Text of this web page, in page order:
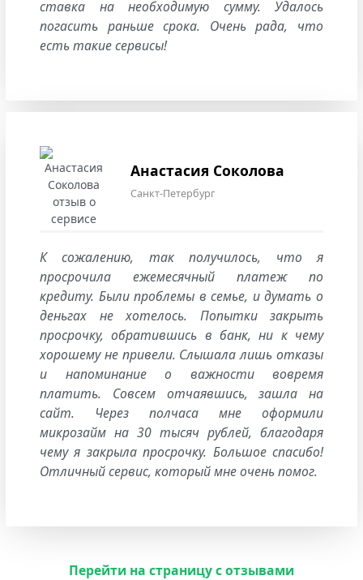
ставка на необходимую сумму. Удалось
погасить раньше срока. Очень рада, что
есть такие сервисы!
Анастасия Соколова
Санкт-Петербург
К сожалению, так получилось, что я
просрочила ежемесячный платеж по
кредиту. Были проблемы в семье, и думать о
деньгах не хотелось. Попытки закрыть
просрочку, обратившись в банк, ни к чему
хорошему не привели. Слышала лишь отказы
и напоминание о важности вовремя
платить. Совсем отчаявшись, зашла на
сайт. Через полчаса мне оформили
микрозайм на 30 тысяч рублей, благодаря
чему я закрыла просрочку. Большое спасибо!
Отличный сервис, который мне очень помог.
Перейти на страницу с отзывами